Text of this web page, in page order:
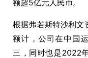
额超5亿元人民币。
根据弗若斯特沙利
额计，公司在中国
三，同时也是2022